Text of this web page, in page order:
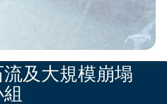
及大規模崩塌